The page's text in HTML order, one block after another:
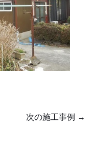
次の施工事例 →